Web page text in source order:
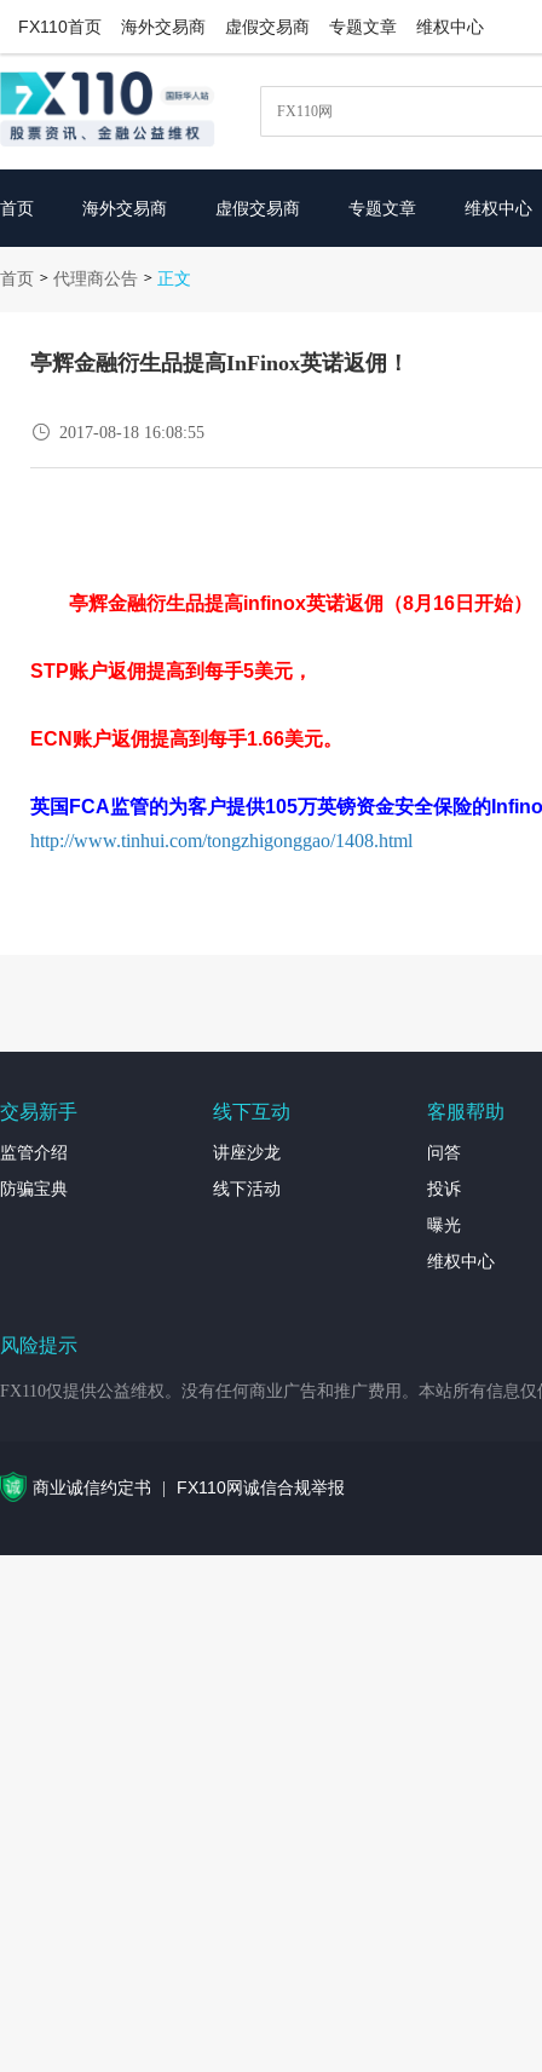
FX110首页 海外交易商 虚假交易商 专题文章 维权中心
首页 海外交易商 虚假交易商 专题文章 维权中心
首页 > 代理商公告 > 正文
亭辉金融衍生品提高InFinox英诺返佣！
 2017-08-18 16:08:55
亭辉金融衍生品提高infinox英诺返佣（8月16日开始）
STP账户返佣提高到每手5美元，
ECN账户返佣提高到每手1.66美元。
英国FCA监管的为客户提供105万英镑资金安全保险的
http://www.tinhui.com/tongzhigonggao/1408.html
交易新手
监管介绍
防骗宝典
线下互动
讲座沙龙
线下活动
客服帮助
问答
投诉
曝光
维权中心
风险提示
FX110仅提供公益维权。没有任何商业广告和推广费用。本站所有信息
商业诚信约定书 FX110网诚信合规举报